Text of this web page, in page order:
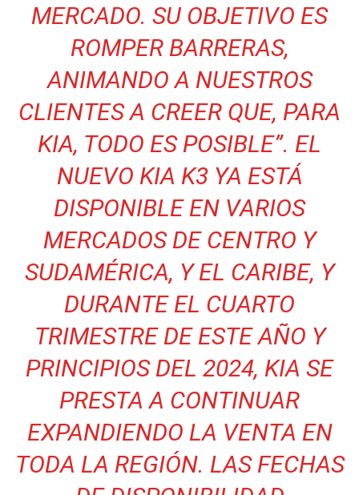
MERCADO. SU OBJETIVO ES
ROMPER BARRERAS,
ANIMANDO A NUESTROS
CLIENTES A CREER QUE, PARA
KIA, TODO ES POSIBLE”. EL
NUEVO KIA K3 YA ESTÁ
DISPONIBLE EN VARIOS
MERCADOS DE CENTRO Y
SUDAMÉRICA, Y EL CARIBE, Y
DURANTE EL CUARTO
TRIMESTRE DE ESTE AÑO Y
PRINCIPIOS DEL 2024, KIA SE
PRESTA A CONTINUAR
EXPANDIENDO LA VENTA EN
TODA LA REGIÓN. LAS FECHAS